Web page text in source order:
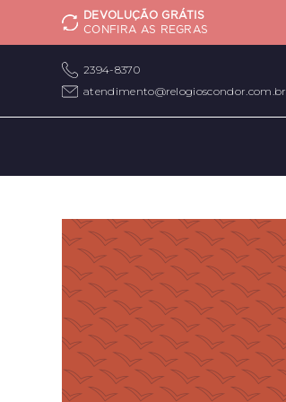
DEVOLUÇÃO GRÁTIS
CONFIRA AS REGRAS
2394-8370
atendimento@relogioscondor.com.br